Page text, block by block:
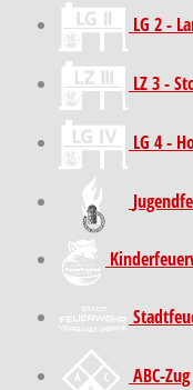
LG 2 -
LZ 3 -
LG 4 -
ABC-Zug